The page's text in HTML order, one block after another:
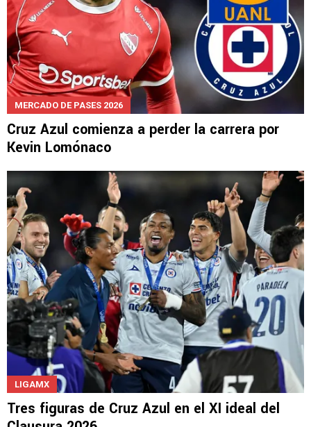
Cruz Azul comienza a perder la carrera por
Kevin Lomónaco